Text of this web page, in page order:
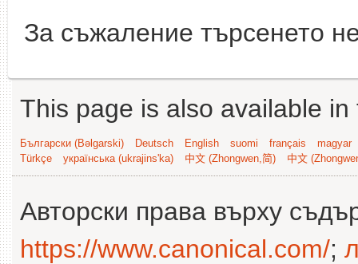
За съжаление търсенето
This page is also available
Български (Bəlgarski) Deutsch English suomi français
magyar
Türkçe
українська (ukrajins'ka) 中文 (Zhongwen,简) 中文
Авторски права върху
https://www.canonical.com/;